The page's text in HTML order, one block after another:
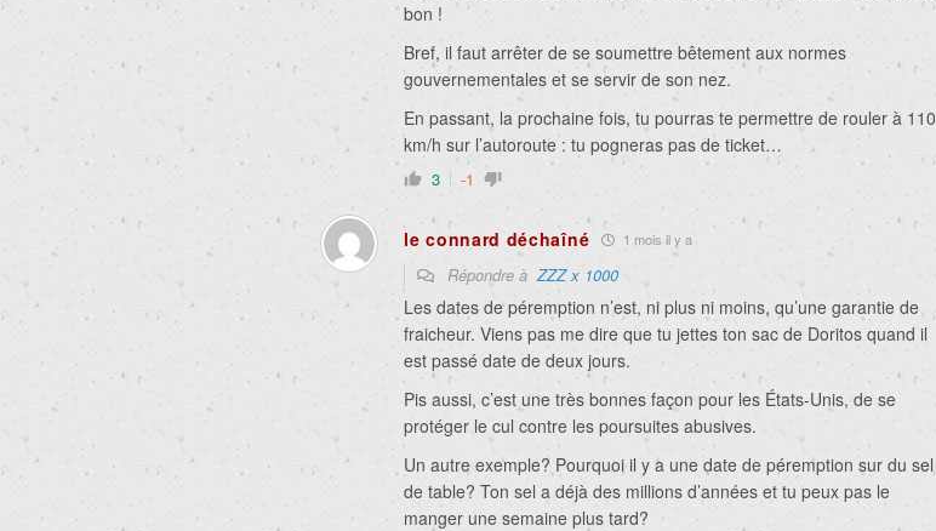
bon !
Bref, il faut arrêter de se soumettre bêtement aux normes
gouvernementales et se servir de son nez.
En passant, la prochaine fois, tu pourras te permettre de rouler à 110
km/h sur l’autoroute : tu pogneras pas de ticket…
3 -1
le connard déchaîné 1 mois il y a
Répondre àZZZ x 1000
Les dates de péremption n’est, ni plus ni moins, qu’une garantie de
fraicheur. Viens pas me dire que tu jettes ton sac de Doritos quand il
est passé date de deux jours.
Pis aussi, c’est une très bonnes façon pour les États-Unis, de se
protéger le cul contre les poursuites abusives.
Un autre exemple? Pourquoi il y a une date de péremption sur du sel
de table? Ton sel a déjà des millions d’années et tu peux pas le
manger une semaine plus tard?